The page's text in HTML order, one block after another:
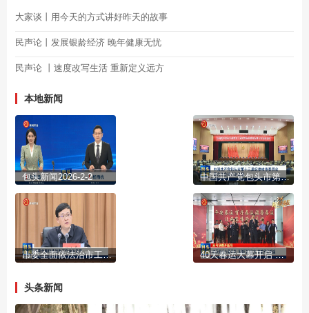
大家谈丨用今天的方式讲好昨天的故事
民声论丨发展银龄经济 晚年健康无忧
民声论 丨速度改写生活 重新定义远方
本地新闻
包头新闻2026-2-2 中国共产党包头市第十三届纪律检查委员会第六次全体会议公报
市委全面依法治市工作会议召开 40天春运大幕开启 多部门齐发力 护航平安旅途
头条新闻